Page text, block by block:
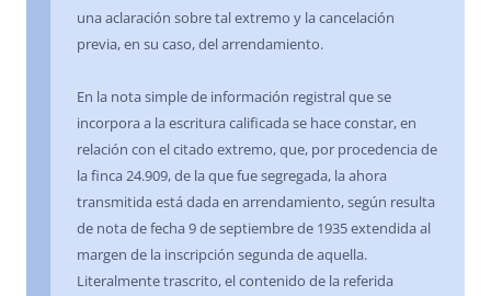
una aclaración sobre tal extremo y la cancelación
previa, en su caso, del arrendamiento.
En la nota simple de información registral que se
incorpora a la escritura calificada se hace constar, en
relación con el citado extremo, que, por procedencia de
la finca 24.909, de la que fue segregada, la ahora
transmitida está dada en arrendamiento, según resulta
de nota de fecha 9 de septiembre de 1935 extendida al
margen de la inscripción segunda de aquella.
Literalmente trascrito, el contenido de la referida